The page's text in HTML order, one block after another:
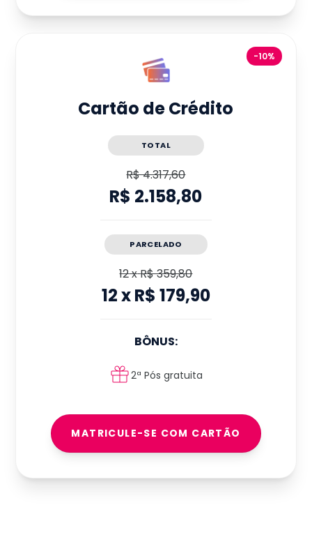
-10%
Cartão de Crédito
TOTAL
R$ 4.317,60
R$ 2.158,80
PARCELADO
12xR$ 359,80
12xR$ 179,90
BÔNUS:
2ª Pós gratuita
MATRICULE-SE COM CARTÃO